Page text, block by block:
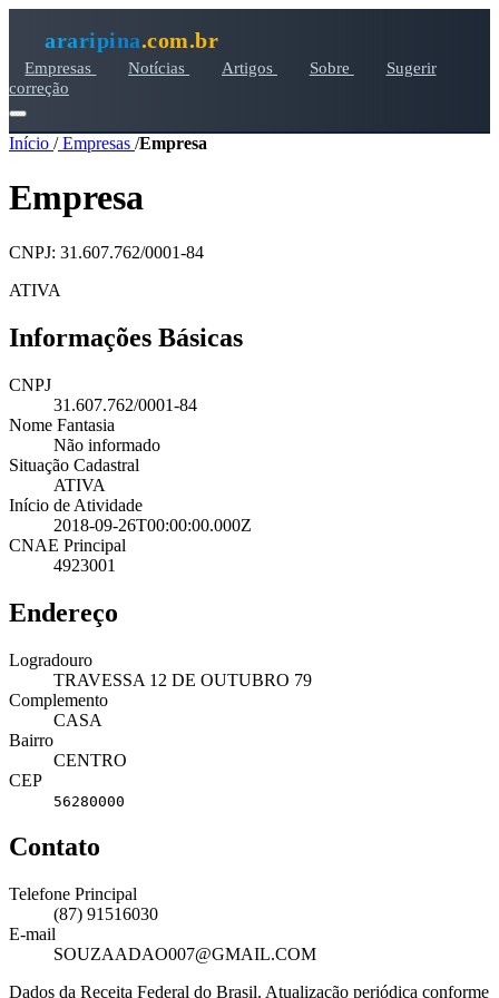
araripina.com.br
Empresas Notícias Artigos Sobre
Sugerir
correção
Início /Empresas /Empresa
Empresa
CNPJ: 31.607.762/0001-84
ATIVA
Informações Básicas
CNPJ
31.607.762/0001-84
Nome Fantasia
Não informado
Situação Cadastral
ATIVA
Início de Atividade
2018-09-26T00:00:00.000Z
CNAE Principal
4923001
Endereço
Logradouro
TRAVESSA 12 DE OUTUBRO 79
Complemento
CASA
Bairro
CENTRO
CEP
56280000
Contato
Telefone Principal
(87) 91516030
E-mail
SOUZAADAO007@GMAIL.COM
Dados da Receita Federal do Brasil. Atualização periódica conforme